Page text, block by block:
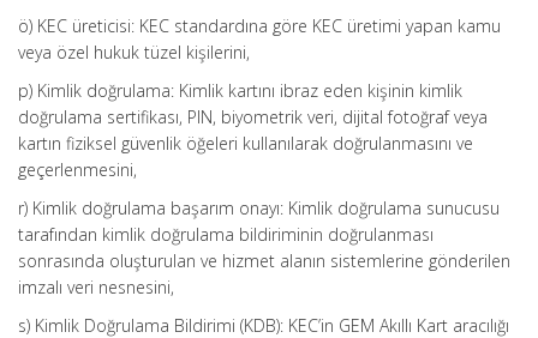
ö) KEC üreticisi: KEC standardına göre KEC üretimi yapan kamu
veya özel hukuk tüzel kişilerini,
p) Kimlik doğrulama: Kimlik kartını ibraz eden kişinin kimlik
doğrulama sertifikası, PIN, biyometrik veri, dijital fotoğraf veya
kartın fiziksel güvenlik öğeleri kullanılarak doğrulanmasını ve
geçerlenmesini,
r) Kimlik doğrulama başarım onayı: Kimlik doğrulama sunucusu
tarafından kimlik doğrulama bildiriminin doğrulanması
sonrasında oluşturulan ve hizmet alanın sistemlerine gönderilen
imzalı veri nesnesini,
s) Kimlik Doğrulama Bildirimi (KDB): KEC’in GEM Akıllı Kart aracılığı